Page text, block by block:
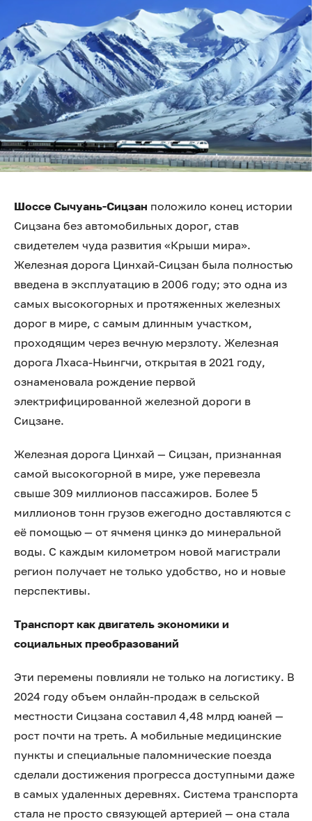
Шоссе Сычуань-Сицзан положило конец истории
Сицзана без автомобильных дорог, став
свидетелем чуда развития «Крыши мира».
Железная дорога Цинхай-Сицзан была полностью
введена в эксплуатацию в 2006 году; это одна из
самых высокогорных и протяженных железных
дорог в мире, с самым длинным участком,
проходящим через вечную мерзлоту. Железная
дорога Лхаса-Ньингчи, открытая в 2021 году,
ознаменовала рождение первой
электрифицированной железной дороги в
Сицзане.
Железная дорога Цинхай — Сицзан, признанная
самой высокогорной в мире, уже перевезла
свыше 309 миллионов пассажиров. Более 5
миллионов тонн грузов ежегодно доставляются с
её помощью — от ячменя цинкэ до минеральной
воды. С каждым километром новой магистрали
регион получает не только удобство, но и новые
перспективы.
Транспорт как двигатель экономики и
социальных преобразований
Эти перемены повлияли не только на логистику. В
2024 году объем онлайн-продаж в сельской
местности Сицзана составил 4,48 млрд юаней —
рост почти на треть. А мобильные медицинские
пункты и специальные паломнические поезда
сделали достижения прогресса доступными даже
в самых удаленных деревнях. Система транспорта
стала не просто связующей артерией — она стала